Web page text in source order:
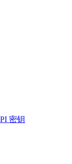
密钥